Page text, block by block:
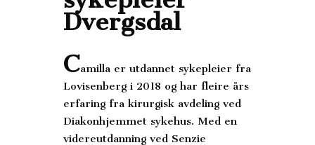
Dvergsdal
Camilla er utdannet sykepleier fra
Lovisenberg i 2018 og har fleire års
erfaring fra kirurgisk avdeling ved
Diakonhjemmet sykehus. Med en
videreutdanning ved Senzie